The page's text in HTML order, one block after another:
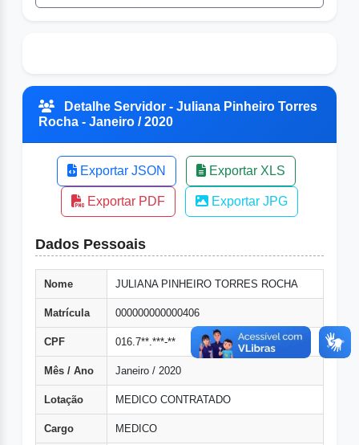
Detalhe Servidor - Juliana Pinheiro Torres
Rocha - Janeiro / 2020
Exportar JSON Exportar XLS
Exportar PDF Exportar JPG
Dados Pessoais
Nome JULIANA PINHEIRO TORRES ROCHA
Matrícula 000000000000406
CPF 016.7**.***-**
Mês / Ano Janeiro / 2020
Lotação MEDICO CONTRATADO
Cargo MEDICO